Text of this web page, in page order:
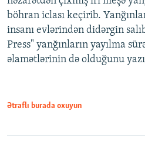
böhran iclası keçirib.
insanı evlərindən didərgin
Press" yanğınların yayılma
əlamətlərinin də olduğunu
Ətraflı burada oxuyun